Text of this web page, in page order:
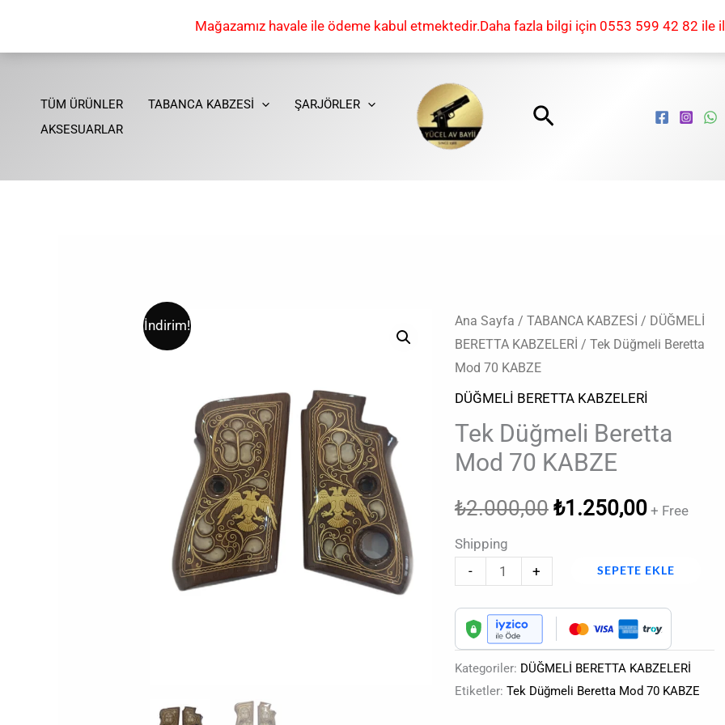
Mağazamız havale ile ödeme kabul etmektedir.Daha fazla bilgi için 0553 599 42 82
TÜM ÜRÜNLER TABANCA KABZESİ
ŞARJÖRLER
AKSESUARLAR
Arama
İndirim! Ana Sayfa / TABANCA KABZESİ / DÜĞMELİ
BERETTA KABZELERİ / Tek Düğmeli Beretta
Mod 70 KABZE
DÜĞMELİ BERETTA KABZELERİ
Tek Düğmeli Beretta
Mod 70 KABZE
₺2.000,00
Orijinal
₺2.000,00.
₺1.250,00
Şu
fiyat:
+ Free
Shipping
-
Tek
Düğmeli
Beretta
Mod
70
KABZE
adet
+ SEPETE EKLE
Kategoriler: DÜĞMELİ BERETTA KABZELERİ
Etiketler: Tek Düğmeli Beretta Mod 70 KABZE